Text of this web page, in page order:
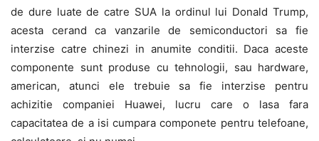
de dure luate de catre SUA la ordinul lui Donald Trump,
acesta cerand ca vanzarile de semiconductori sa fie
interzise catre chinezi in anumite conditii. Daca aceste
componente sunt produse cu tehnologii, sau hardware,
american, atunci ele trebuie sa fie interzise pentru
achizitie companiei Huawei, lucru care o lasa fara
capacitatea de a isi cumpara componete pentru telefoane,